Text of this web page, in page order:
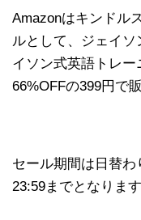
Amazonはキンドル
ルとして、ジェイ
イソン式英語トレ
66%OFFの399円で
セール期間は日替わ
23:59までとなります